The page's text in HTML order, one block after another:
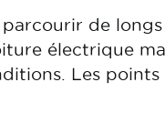
parcourir de
électrique
Les